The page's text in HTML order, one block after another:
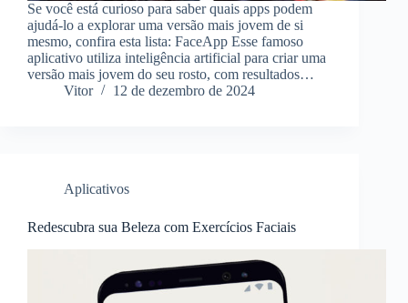
Se você está curioso para saber quais apps podem
ajudá-lo a explorar uma versão mais jovem de si
mesmo, confira esta lista: FaceApp Esse famoso
aplicativo utiliza inteligência artificial para criar uma
versão mais jovem do seu rosto, com resultados…
Vitor
12 de dezembro de 2024
Aplicativos
Redescubra sua Beleza com Exercícios Faciais